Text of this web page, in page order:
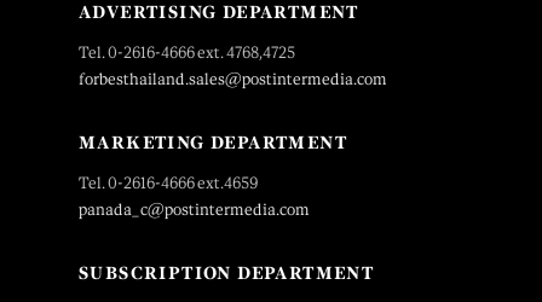
ADVERTISING DEPARTMENT
Tel. 0-2616-4666 ext. 4768,4725
forbesthailand.sales@postintermedia.com
MARKETING DEPARTMENT
Tel. 0-2616-4666 ext.4659
panada_c@postintermedia.com
SUBSCRIPTION DEPARTMENT